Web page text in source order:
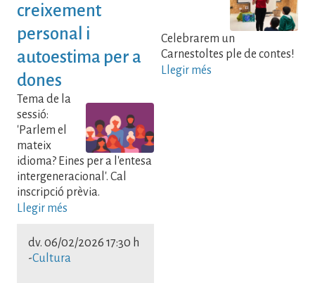
creixement
personal i
autoestima per a
dones
Tema de la
sessió:
'Parlem el
mateix
idioma? Eines per a l'entesa
intergeneracional'. Cal
inscripció prèvia.
Llegir més
Celebrarem un
Carnestoltes ple de contes!
Llegir més
dv. 06/02/2026 17:30 h
-Cultura